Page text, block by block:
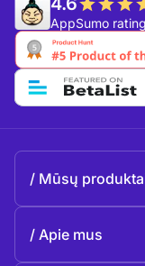
AppSumo rating
Mūsų
Apie mus